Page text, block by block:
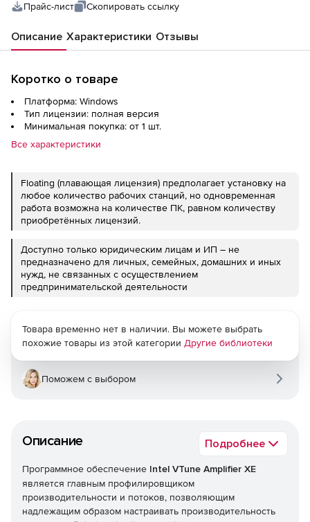
Прайс-лист
Скопировать ссылку
Описание Характеристики Отзывы
Коротко о товаре
Платформа: Windows
Тип лицензии: полная версия
Минимальная покупка: от 1 шт.
Все характеристики
Floating (плавающая лицензия) предполагает установку на
любое количество рабочих станций, но одновременная
работа возможна на количестве ПК, равном количеству
приобретённых лицензий.
Доступно только юридическим лицам и ИП – не
предназначено для личных, семейных, домашних и иных
нужд, не связанных с осуществлением
предпринимательской деятельности
Описание Подробнее
Программное обеспечение Intel VTune Amplifier XE
является главным профилировщиком
производительности и потоков, позволяющим
надлежащим образом настраивать производительность
Товара временно нет в наличии. Вы можете выбрать
похожие товары из этой категории Другие библиотеки
Поможем с выбором